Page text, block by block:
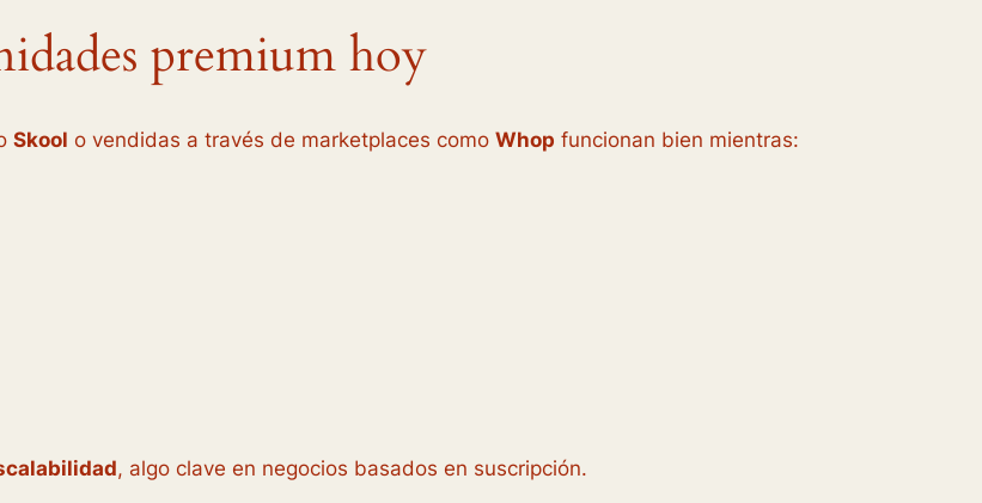
premium hoy
Skool o vendidas a través de marketplaces como Whop funcionan bien mientras:
, algo clave en negocios basados en suscripción.